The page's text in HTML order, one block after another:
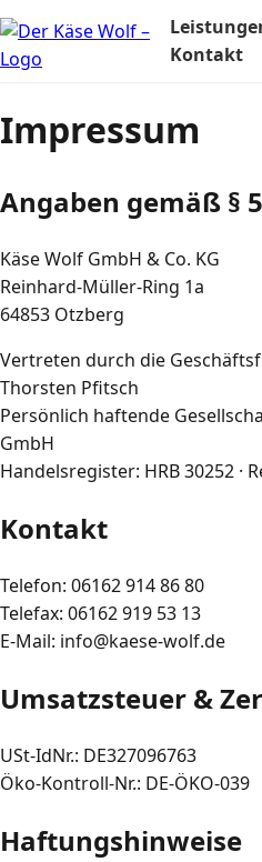
Kontakt
Impressum
Angaben gemäß §
Käse Wolf GmbH & Co. KG
Reinhard‑Müller‑Ring 1a
64853 Otzberg
Vertreten durch die
Thorsten Pfitsch
Persönlich haftende
GmbH
Handelsregister: HRB 30252 ·
Kontakt
Telefon: 06162 914 86 80
Telefax: 06162 919 53 13
E‑Mail: info@kaese-wolf.de
Umsatzsteuer &
USt‑IdNr.: DE327096763
Öko‑Kontroll‑Nr.: DE‑ÖKO‑039
Haftungshinweise